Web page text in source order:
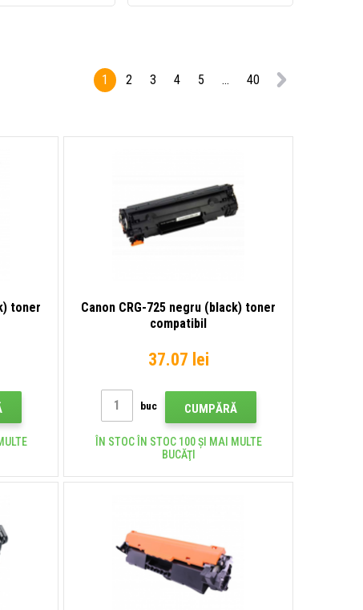
(magenta)
(cyan)
1
2 3 4 5 ... 40
toner
Canon CRG-725 negru (black) toner
compatibil
37.07 lei
buc CUMPĂRĂ
ÎN STOC ÎN STOC 100 ȘI MAI MULTE
BUCĂŢI